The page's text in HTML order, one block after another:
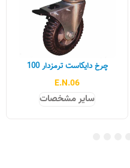
چرخ دایکاست ترمزدار 100
E.N.06
سایر مشخصات